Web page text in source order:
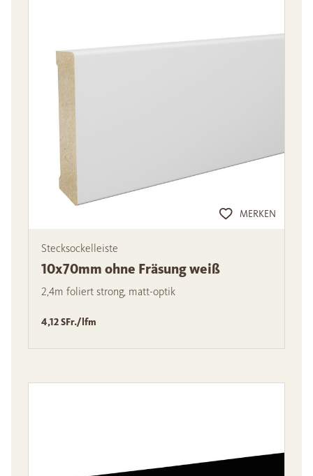
MERKEN
Stecksockelleiste
10x70mm ohne Fräsung weiß
2,4m foliert strong, matt-optik
4,12 SFr./lfm